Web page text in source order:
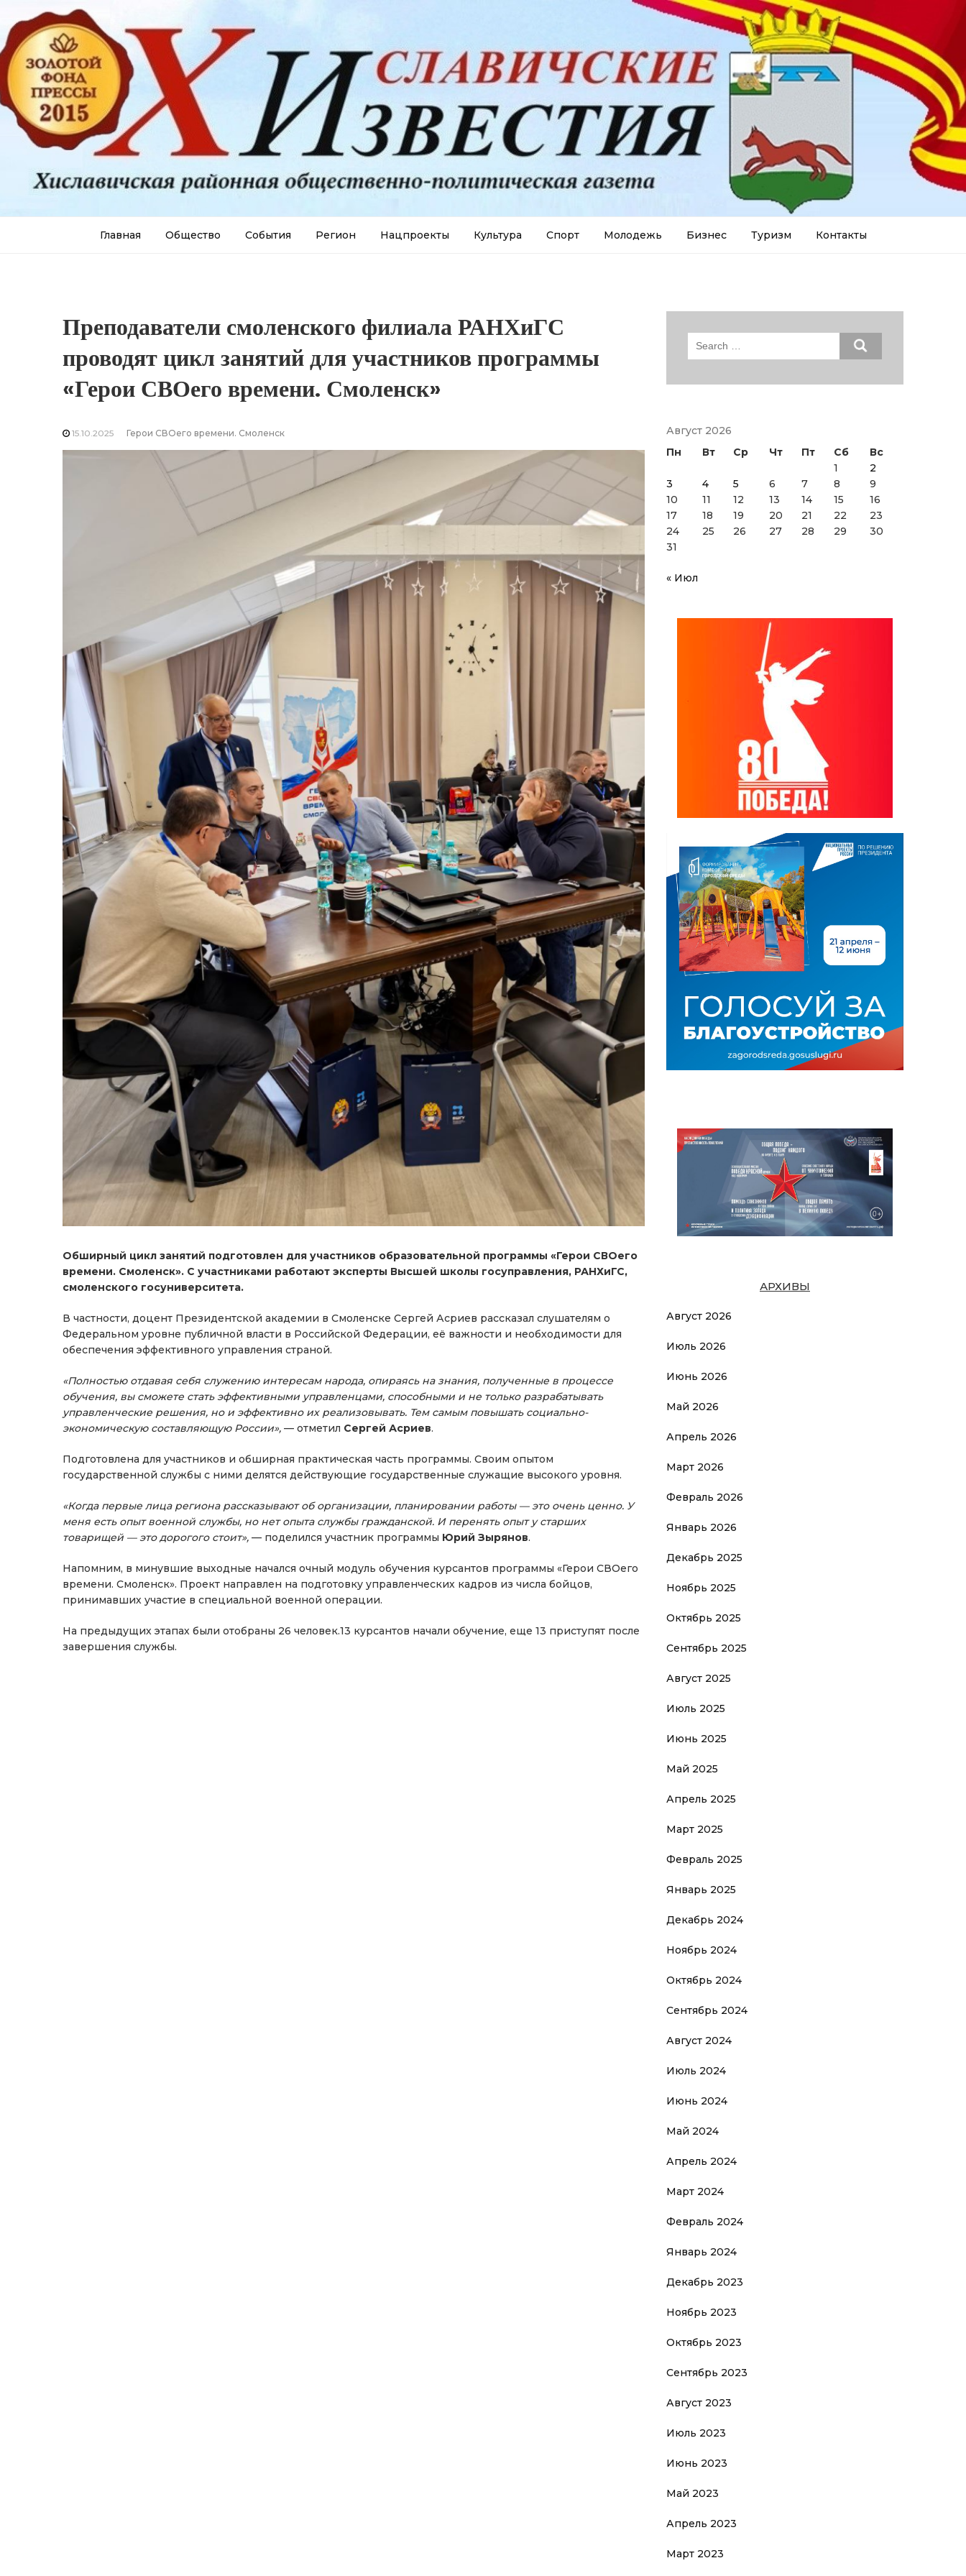
Главная Общество События Регион Нацпроекты Культура Спорт Молодежь Бизнес Туризм Контакты
Преподаватели смоленского филиала РАНХиГС
проводят цикл занятий для участников программы
«Герои СВОего времени. Смоленск»
15.10.2025 Герои СВОего времени. Смоленск
Обширный цикл занятий подготовлен для участников образовательной программы «Герои СВОего
времени. Смоленск». С участниками работают эксперты Высшей школы госуправления, РАНХиГС,
смоленского госуниверситета.
В частности, доцент Президентской академии в Смоленске Сергей Асриев рассказал слушателям о
Федеральном уровне публичной власти в Российской Федерации, её важности и необходимости для
обеспечения эффективного управления страной.
«Полностью отдавая себя служению интересам народа, опираясь на знания, полученные в процессе
обучения, вы сможете стать эффективными управленцами, способными и не только разрабатывать
управленческие решения, но и эффективно их реализовывать. Тем самым повышать социально-
экономическую составляющую России», — отметил Сергей Асриев.
Подготовлена для участников и обширная практическая часть программы. Своим опытом
государственной службы с ними делятся действующие государственные служащие высокого уровня.
«Когда первые лица региона рассказывают об организации, планировании работы — это очень ценно. У
меня есть опыт военной службы, но нет опыта службы гражданской. И перенять опыт у старших
товарищей — это дорогого стоит», — поделился участник программы Юрий Зырянов.
Напомним, в минувшие выходные начался очный модуль обучения курсантов программы «Герои СВОего
времени. Смоленск». Проект направлен на подготовку управленческих кадров из числа бойцов,
принимавших участие в специальной военной операции.
На предыдущих этапах были отобраны 26 человек.13 курсантов начали обучение, еще 13 приступят после
завершения службы.
Search
Август 2026
Пн
Вт Ср Чт Пт Сб
Вс
1
2
3
4 5 6 7 8
9
10
11 12 13 14 15
16
17
18 19 20 21 22
23
24
25 26 27 28 29
30
31
« Июл
АРХИВЫ
Август 2026
Июль 2026
Июнь 2026
Май 2026
Апрель 2026
Март 2026
Февраль 2026
Январь 2026
Декабрь 2025
Ноябрь 2025
Октябрь 2025
Сентябрь 2025
Август 2025
Июль 2025
Июнь 2025
Май 2025
Апрель 2025
Март 2025
Февраль 2025
Январь 2025
Декабрь 2024
Ноябрь 2024
Октябрь 2024
Сентябрь 2024
Август 2024
Июль 2024
Июнь 2024
Май 2024
Апрель 2024
Март 2024
Февраль 2024
Январь 2024
Декабрь 2023
Ноябрь 2023
Октябрь 2023
Сентябрь 2023
Август 2023
Июль 2023
Июнь 2023
Май 2023
Апрель 2023
Март 2023